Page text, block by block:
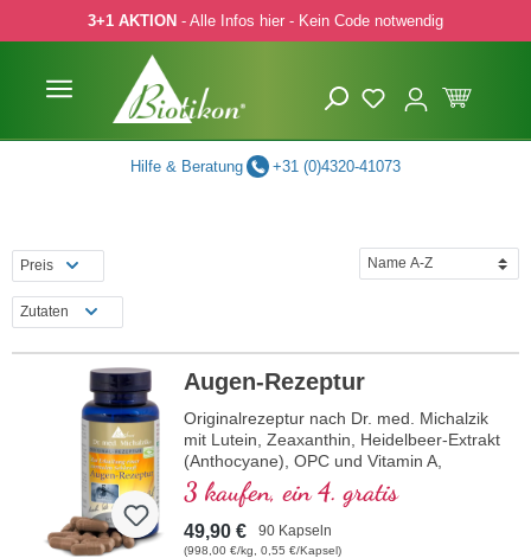
Hauptinhalt springen
Zur Suche springen
Zur Hauptnavigation springen
3+1 AKTION - Alle Infos hier - Kein Code notwendig
Hilfe & Beratung +31 (0)4320-41073
Preis
Zutaten
Augen-Rezeptur
Originalrezeptur nach Dr. med. Michalzik
mit Lutein, Zeaxanthin, Heidelbeer-Extrakt
(Anthocyane), OPC und Vitamin A,
welches zur Erhaltung einer normalen
Sehkraft beiträgt.
3 kaufen, ein 4. gratis
49,90 € 90 Kapseln
(998,00 €/kg, 0,55 €/Kapsel)